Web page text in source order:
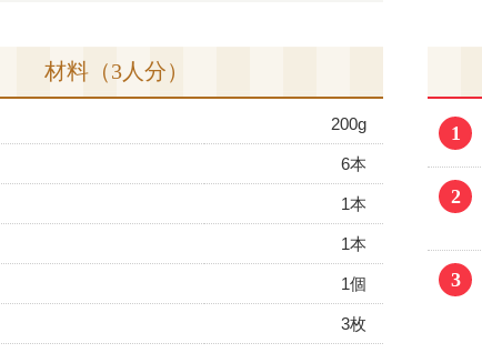
材料（3人分）
200g
6本
1本
1本
1個
3枚
1
2
3